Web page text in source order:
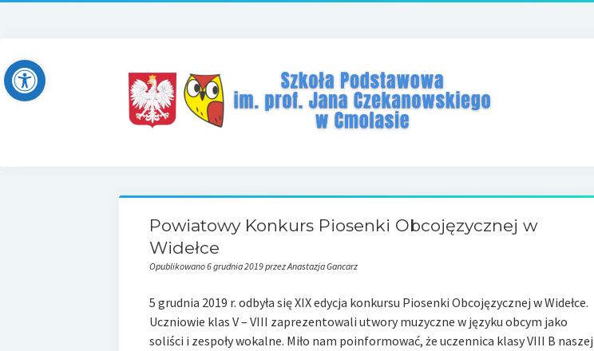
Open toolbar
Powiatowy Konkurs Piosenki Obcojęzycznej w
Widełce
Opublikowano 6 grudnia 2019 przez Anastazja Gancarz
5 grudnia 2019 r. odbyła się XIX edycja konkursu Piosenki Obcojęzycznej w Widełce.
Uczniowie klas V – VIII zaprezentowali utwory muzyczne w języku obcym jako
soliści i zespoły wokalne. Miło nam poinformować, że uczennica klasy VIII B naszej